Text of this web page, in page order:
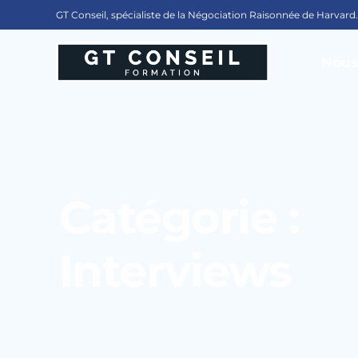
GT Conseil, spécialiste de la Négociation Raisonnée de Harvard.